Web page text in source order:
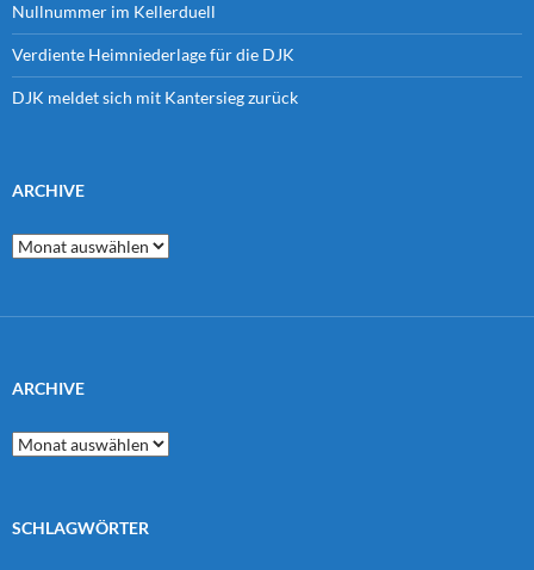
Nullnummer im Kellerduell
Verdiente Heimniederlage für die DJK
DJK meldet sich mit Kantersieg zurück
ARCHIVE
Archive
ARCHIVE
Archive
SCHLAGWÖRTER